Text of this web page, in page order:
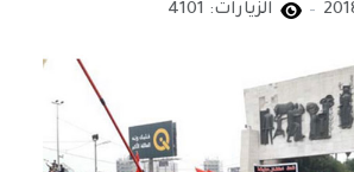
الزيارات: 4101